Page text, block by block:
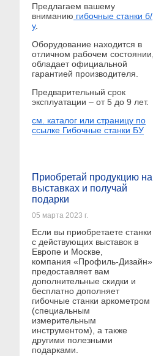
Предлагаем вашему
вниманию гибочные станки б/
у.
Оборудование находится в
отличном рабочем состоянии,
обладает официальной
гарантией производителя.
Предварительный срок
эксплуатации – от 5 до 9 лет.
см. каталог или страницу по
ссылке Гибочные станки БУ
Приобретай продукцию на
выставках и получай
подарки
05 марта 2023 г.
Если вы приобретаете станки
с действующих выставок в
Европе и Москве,
компания «Профиль-Дизайн»
предоставляет вам
дополнительные скидки и
бесплатно дополняет
гибочные станки аркометром
(специальным
измерительным
инструментом), а также
другими полезными
подарками.